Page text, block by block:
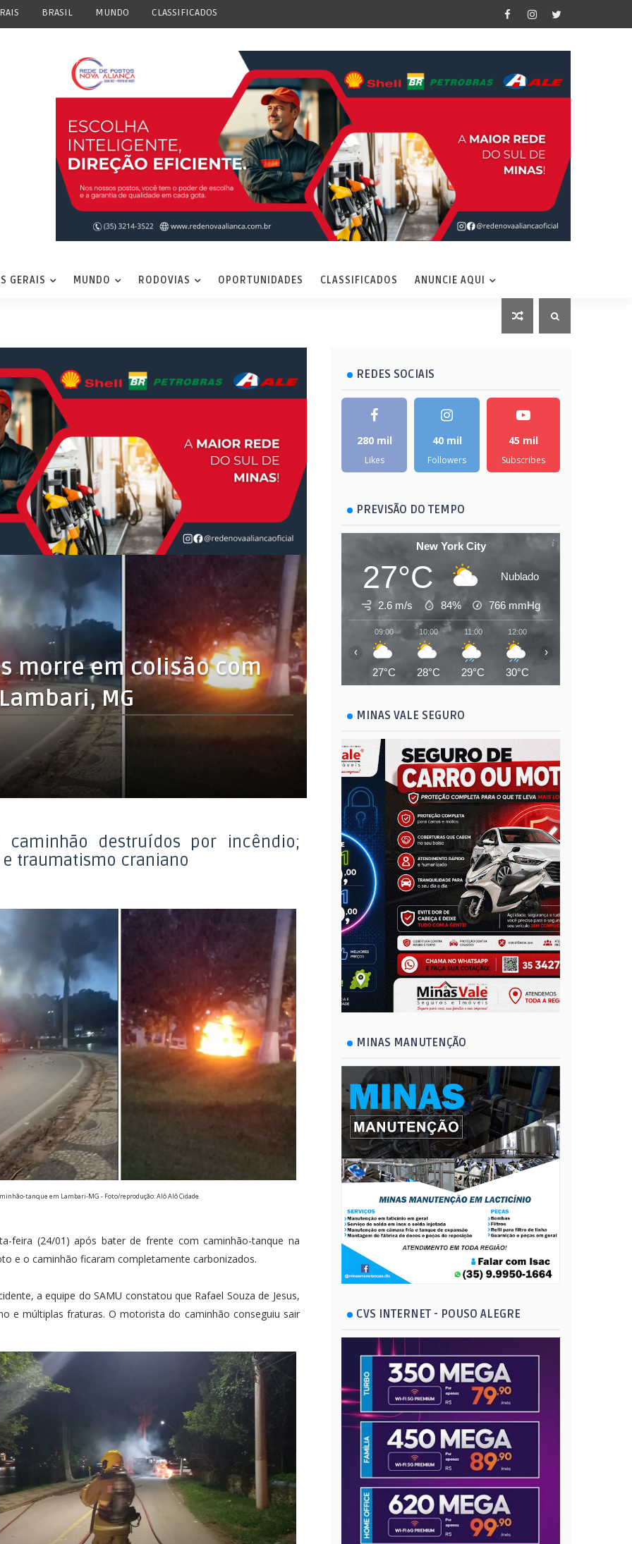
BRASIL MUNDO CLASSIFICADOS
GERAIS MUNDO RODOVIAS OPORTUNIDADES CLASSIFICADOS ANUNCIE AQUI
morre em colisão com
MG
destruídos por incêndio;
traumatismo craniano
tanque em Lambari-MG - Foto/reprodução: Alô Alô Cidade
feira (24/01) após bater de frente com caminhão-tanque na
e o caminhão ficaram completamente carbonizados.
a equipe do SAMU constatou que Rafael Souza de Jesus,
e múltiplas fraturas. O motorista do caminhão conseguiu sair
REDES SOCIAIS
280 mil
Likes
40 mil
Followers
45 mil
Subscribes
PREVISÃO DO TEMPO
New York City
27°C Nublado
2.6 m/s 84% 766 mmHg
09:00
27°C
10:00
28°C
11:00
29°C
12:00
30°C
‹ ›
MINAS VALE SEGURO
MINAS MANUTENÇÃO
CVS INTERNET - POUSO ALEGRE